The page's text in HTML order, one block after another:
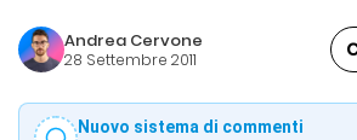
Andrea Cervone
28 Settembre 2011
Nuovo sistema di commenti